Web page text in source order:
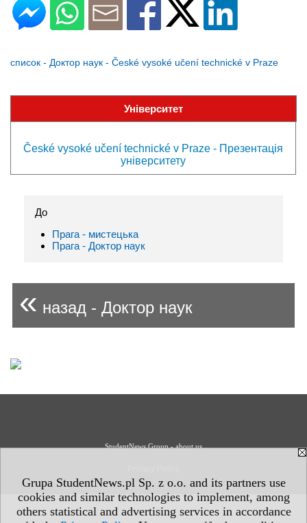
Grupa StudentNews.pl Sp. z o.o. and its partners use
cookies and similar technologies to implement, among
others statistical and advertising services in accordance
список - Доктор наук - České vysoké učení technické v Praze
Університет
České vysoké učení technické v Praze - Презентація
університету
До
Прага - мистецькa
Прага - Доктор наук
« назад - Доктор наук
StudentNews Group - about us